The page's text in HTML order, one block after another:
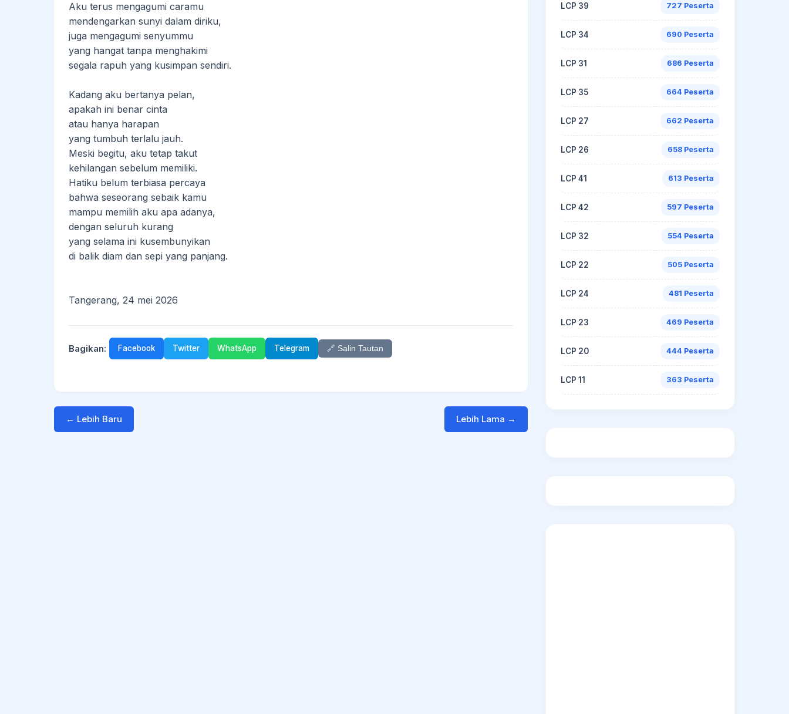
Aku terus mengagumi caramu
mendengarkan sunyi dalam diriku,
juga mengagumi senyummu
yang hangat tanpa menghakimi
segala rapuh yang kusimpan sendiri.
Kadang aku bertanya pelan,
apakah ini benar cinta
atau hanya harapan
yang tumbuh terlalu jauh.
Meski begitu, aku tetap takut
kehilangan sebelum memiliki.
Hatiku belum terbiasa percaya
bahwa seseorang sebaik kamu
mampu memilih aku apa adanya,
dengan seluruh kurang
yang selama ini kusembunyikan
di balik diam dan sepi yang panjang.
Tangerang, 24 mei 2026
Bagikan: Facebook Twitter WhatsApp Telegram 🔗 Salin Tautan
← Lebih Baru Lebih Lama →
LCP 39 727 Peserta
LCP 34 690 Peserta
LCP 31 686 Peserta
LCP 35 664 Peserta
LCP 27 662 Peserta
LCP 26 658 Peserta
LCP 41 613 Peserta
LCP 42 597 Peserta
LCP 32 554 Peserta
LCP 22 505 Peserta
LCP 24 481 Peserta
LCP 23 469 Peserta
LCP 20 444 Peserta
LCP 11 363 Peserta